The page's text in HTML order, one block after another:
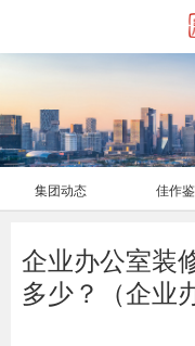
集团动态 佳作
企业办公室装
多少？（企业